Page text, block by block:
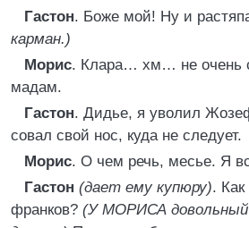
Гастон. Боже мой! Ну и
карман.)
Морис. Клара… хм… не очень
мадам.
Гастон. Дидье, я уволил
совал свой нос, куда не следует.
Морис. О чем речь, месье. Я
Гастон (дает ему купюру). Как
франков? (У МОРИСА довольный